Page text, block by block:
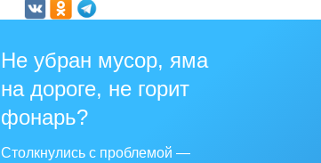
Не убран мусор, яма
на дороге, не горит
фонарь?
Столкнулись с проблемой —